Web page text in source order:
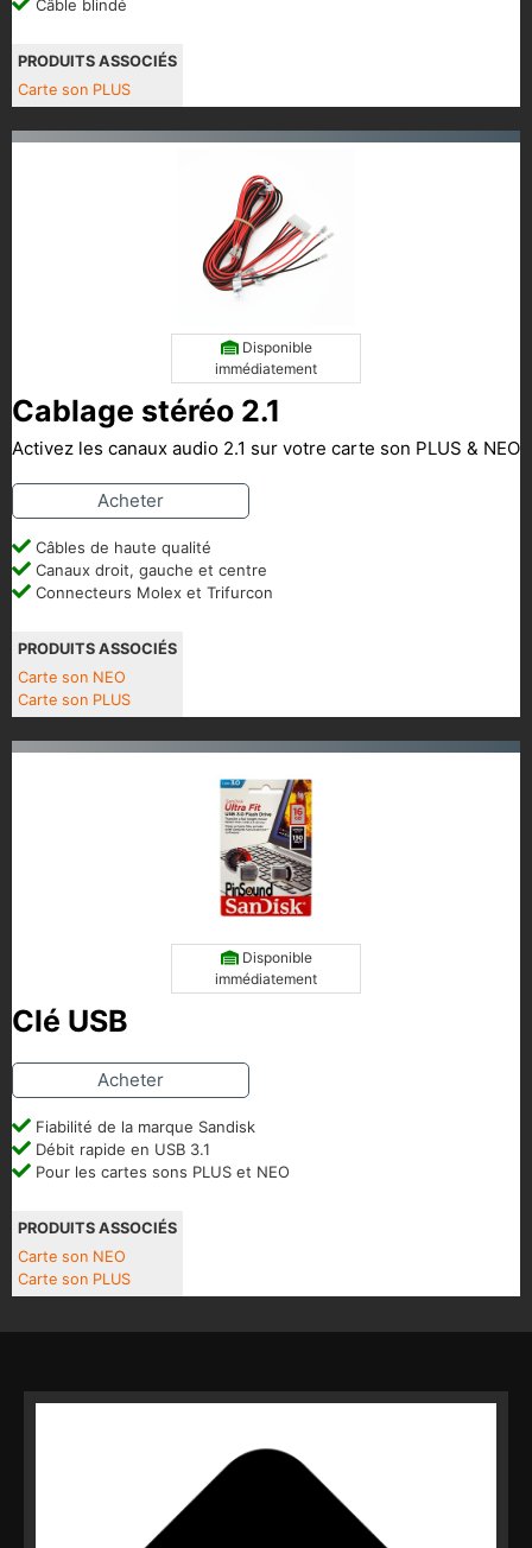
Câble blindé
PRODUITS ASSOCIÉS
Carte son PLUS
Disponible
immédiatement
Cablage stéréo 2.1
Activez les canaux audio 2.1 sur votre carte son PLUS & NEO
Acheter
Câbles de haute qualité
Canaux droit, gauche et centre
Connecteurs Molex et Trifurcon
PRODUITS ASSOCIÉS
Carte son NEO
Carte son PLUS
Disponible
immédiatement
Clé USB
Acheter
Fiabilité de la marque Sandisk
Débit rapide en USB 3.1
Pour les cartes sons PLUS et NEO
PRODUITS ASSOCIÉS
Carte son NEO
Carte son PLUS